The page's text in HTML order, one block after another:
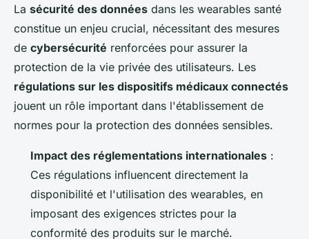
La sécurité des données dans les wearables santé
constitue un enjeu crucial, nécessitant des mesures
de cybersécurité renforcées pour assurer la
protection de la vie privée des utilisateurs. Les
régulations sur les dispositifs médicaux connectés
jouent un rôle important dans l'établissement de
normes pour la protection des données sensibles.
Impact des réglementations internationales :
Ces régulations influencent directement la
disponibilité et l'utilisation des wearables, en
imposant des exigences strictes pour la
conformité des produits sur le marché.